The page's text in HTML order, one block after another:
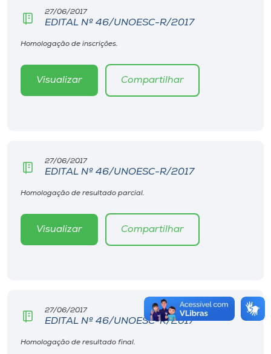
27/06/2017
EDITAL Nº 46/UNOESC-R/2017
Homologação de inscrições.
Visualizar Compartilhar
27/06/2017
EDITAL Nº 46/UNOESC-R/2017
Homologação de resultado parcial.
Visualizar Compartilhar
27/06/2017
EDITAL Nº 46/UNOESC-R/2017
Homologação de resultado final.